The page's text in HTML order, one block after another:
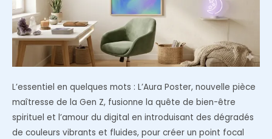
L’essentiel en quelques mots : L’Aura Poster, nouvelle pièce
maîtresse de la Gen Z, fusionne la quête de bien-être
spirituel et l’amour du digital en introduisant des dégradés
de couleurs vibrants et fluides, pour créer un point focal